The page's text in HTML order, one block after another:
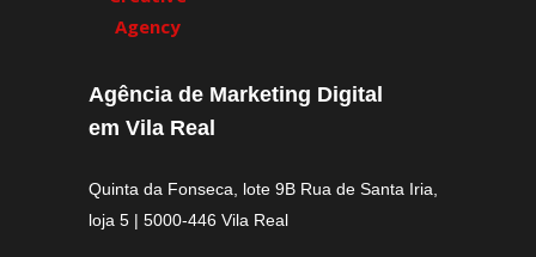
Agência de Marketing Digital
em Vila Real
Quinta da Fonseca, lote 9B Rua de Santa Iria,
loja 5 | 5000-446 Vila Real